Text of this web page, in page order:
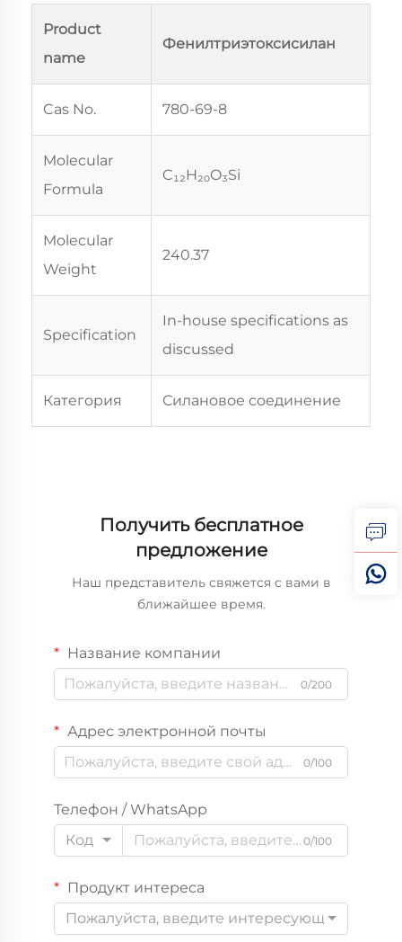
Product
name
Фенилтриэтоксисилан
Cas No. 780-69-8
Molecular
Formula
C₁₂H₂₀O₃Si
Molecular
Weight
240.37
Specification
In-house specifications as
discussed
Категория Силановое соединение
Получить бесплатное
предложение
Наш представитель свяжется с вами в
ближайшее время.
Название компании
0/200
Адрес электронной почты
0/100
Телефон / WhatsApp
Код
0/100
Продукт интереса
Пожалуйста, введите интересующий вас